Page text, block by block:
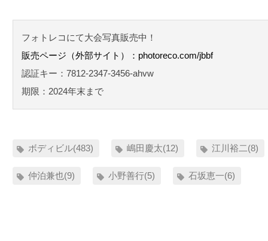
フォトレコにて大会写真販売中！
販売ページ（外部サイト）：photoreco.com/jbbf
認証キー：7812-2347-3456-ahvw
期限：2024年末まで
ボディビル(483) 嶋田慶太(12) 江川裕二(8)
仲泊兼也(9) 小野善行(5) 石坂恵一(6)